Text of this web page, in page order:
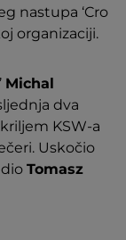
nastupa ‘Cro
organizaciji.
Michal
dva
KSW-a
Uskočio
Tomasz